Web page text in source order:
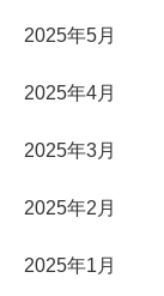
2025年5月
2025年4月
2025年3月
2025年2月
2025年1月